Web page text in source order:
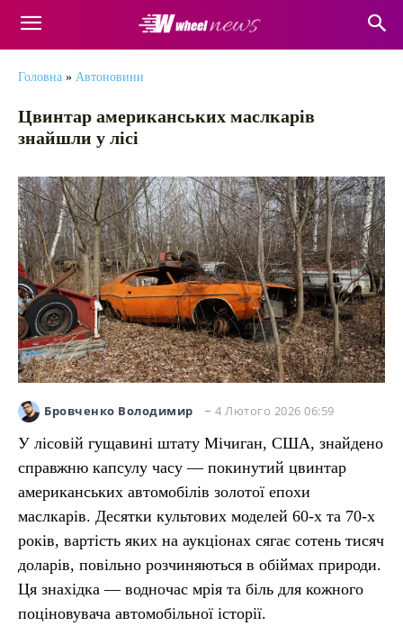
Головна » Автоновини
Цвинтар американських маслкарів
знайшли у лісі
Бровченко Володимир 4 Лютого 2026 06:59
У лісовій гущавині штату Мічиган, США, знайдено
справжню капсулу часу — покинутий цвинтар
американських автомобілів золотої епохи
маслкарів. Десятки культових моделей 60-х та 70-х
років, вартість яких на аукціонах сягає сотень тисяч
доларів, повільно розчиняються в обіймах природи.
Ця знахідка — водночас мрія та біль для кожного
поціновувача автомобільної історії.